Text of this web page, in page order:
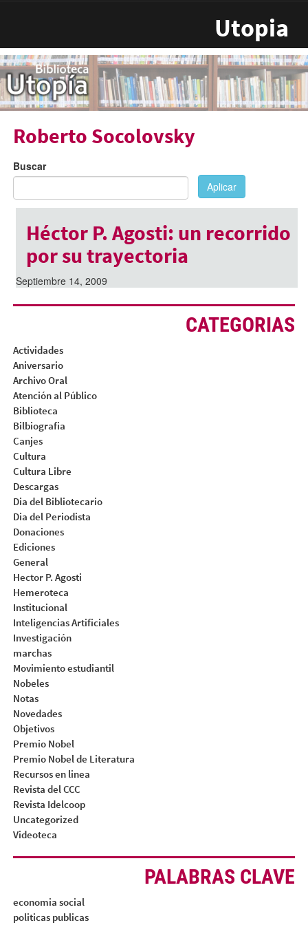
Utopia
Roberto Socolovsky
Buscar
Aplicar
Héctor P. Agosti: un recorrido
por su trayectoria
Septiembre 14, 2009
CATEGORIAS
Actividades
Aniversario
Archivo Oral
Atención al Público
Biblioteca
Bilbiografia
Canjes
Cultura
Cultura Libre
Descargas
Dia del Bibliotecario
Dia del Periodista
Donaciones
Ediciones
General
Hector P. Agosti
Hemeroteca
Institucional
Inteligencias Artificiales
Investigación
marchas
Movimiento estudiantil
Nobeles
Notas
Novedades
Objetivos
Premio Nobel
Premio Nobel de Literatura
Recursos en linea
Revista del CCC
Revista Idelcoop
Uncategorized
Videoteca
PALABRAS CLAVE
economia social
politicas publicas